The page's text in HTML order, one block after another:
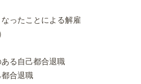
ったことによる解雇
る自己都合退職
合退職